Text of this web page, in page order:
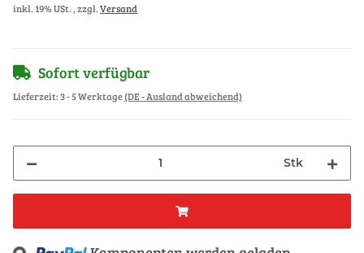
inkl. 19% USt. , zzgl.Versand
Sofort verfügbar
Lieferzeit:3 - 5 Werktage(DE - Ausland abweichend)
Stk
Loading...